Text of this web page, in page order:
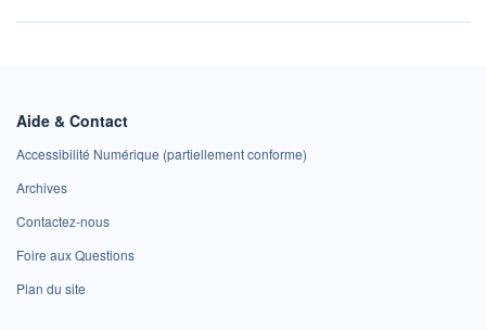
Aide & Contact
Accessibilité Numérique (partiellement conforme)
Archives
Contactez-nous
Foire aux Questions
Plan du site